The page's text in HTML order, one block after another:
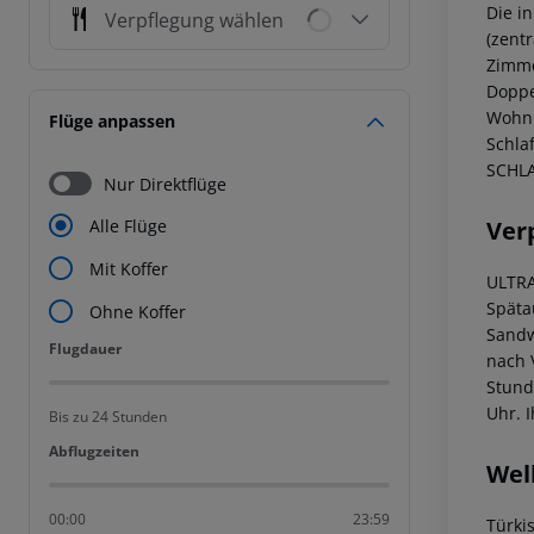
Verpflegung wählen
Flüge anpassen
Nur Direktflüge
Alle Flüge
Mit Koffer
Ohne Koffer
Flugdauer
Flugdauer
Bis zu 24 Stunden
Abflugzeiten
Abflugzeiten
00:00 23:59
Die
nach
Uhr.